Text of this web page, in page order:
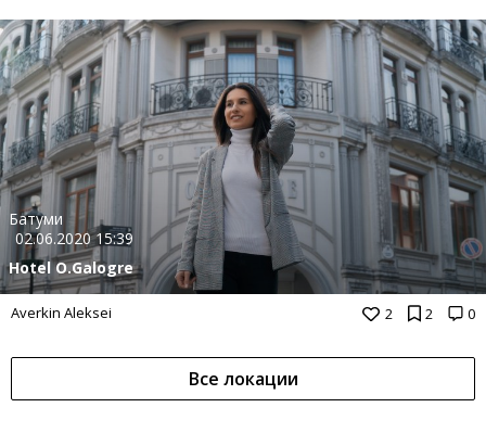
2 2 0
Батуми
02.06.2020 15:39
Hotel O.Galogre
Averkin Aleksei
Все локации